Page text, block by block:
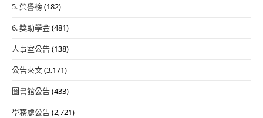
5. 榮譽榜(182)
6. 獎助學金(481)
人事室公告(138)
公告來文(3,171)
圖書館公告(433)
學務處公告(2,721)